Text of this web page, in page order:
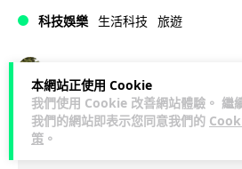
本網站正使用 Cookie
我們使用 Cookie 改善網站體驗。 繼
我們的網站即表示您同意我們的
策 。
科技娛樂 生活科技 旅遊
中國大陸航線燃油附加
3 個月下調